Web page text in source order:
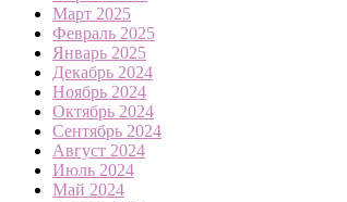
Март 2025
Февраль 2025
Январь 2025
Декабрь 2024
Ноябрь 2024
Октябрь 2024
Сентябрь 2024
Август 2024
Июль 2024
Май 2024